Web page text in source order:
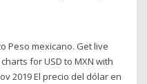
Peso mexicano. Get live
for USD to MXN with
2019 El precio del dólar en